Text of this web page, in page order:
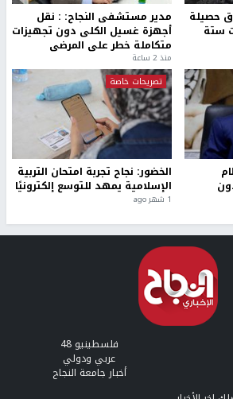
حصيلة
ستة
مدير مستشفى النجاح: : نقل
أجهزة غسيل الكلى دون تجهيزات
متكاملة خطر على المرضى
منذ 2 ساعة
تصريحات خاصة
الخضور: نجاح تجربة امتحان التربية
الإسلامية يمهد للتوسع إلكترونيًا
1 شهر ago
فلسطينيو 48
عربي ودولي
أخبار جامعة النجاح